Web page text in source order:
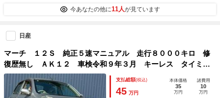
今あなたの他に11人が見ています
日産
マーチ １２Ｓ 純正５速マニュアル 走行８０００キロ 修
復歴無し ＡＫ１２ 車検令和９年３月 キーレス タイミン
グチェーン ５ＭＴ
支払総額(税込)
45 万円
本体価格
35
万円
諸費用
10
万円